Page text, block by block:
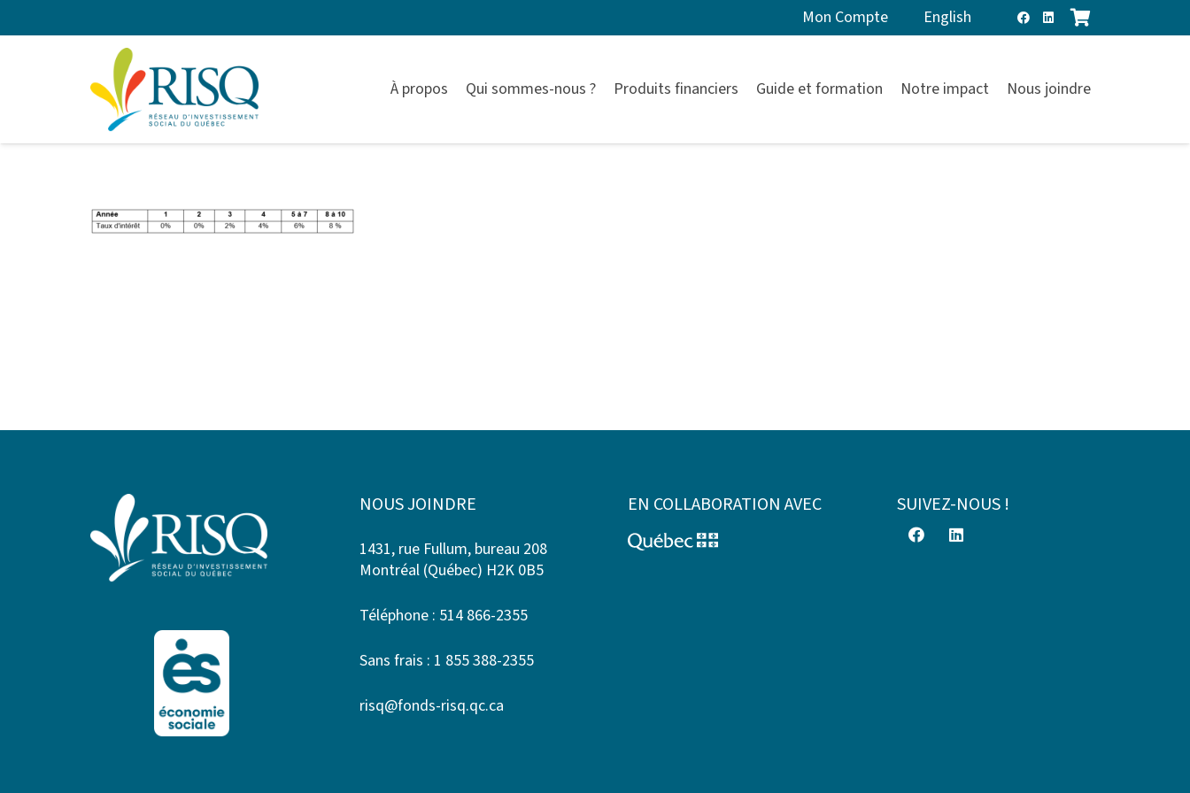
Mon Compte English
À propos Qui sommes-nous ? Produits financiers Guide et formation Notre impact Nous joindre
NOUS JOINDRE
1431, rue Fullum, bureau 208
Montréal (Québec) H2K 0B5
Téléphone : 514 866-2355
Sans frais : 1 855 388-2355
risq@fonds-risq.qc.ca
EN COLLABORATION AVEC SUIVEZ-NOUS !